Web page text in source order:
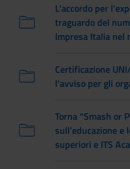
L'accordo per
traguardo del
Impresa Italia nel
Certificazione
l'avviso per gli
Torna “Smash or
sull’educazione
superiori e ITS